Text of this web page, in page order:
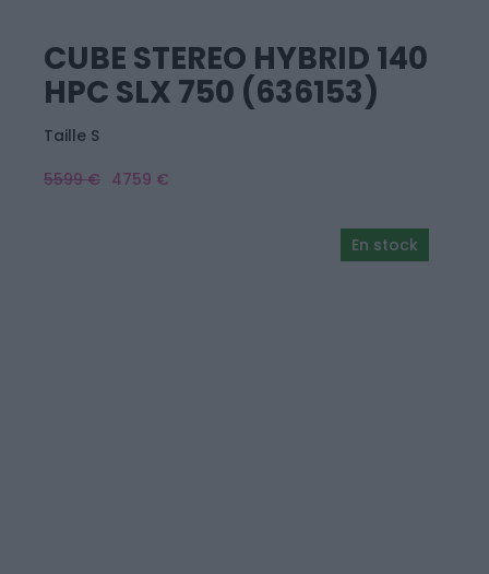
CUBE STEREO HYBRID 140
HPC SLX 750 (636153)
Taille S
5599 € 4759 €
En stock